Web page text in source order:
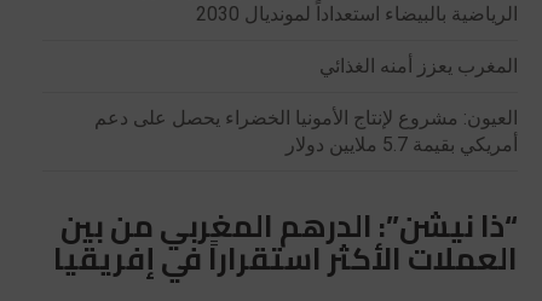
الرياضية بالبيضاء استعداداً لمونديال 2030
المغرب يعزز أمنه الغذائي
العيون: مشروع لإنتاج الأمونيا الخضراء يحصل على دعم
أمريكي بقيمة 5.7 ملايين دولار
“ذا نيشن”: الدرهم المغربي من بين
العملات الأكثر استقراراً في إفريقيا